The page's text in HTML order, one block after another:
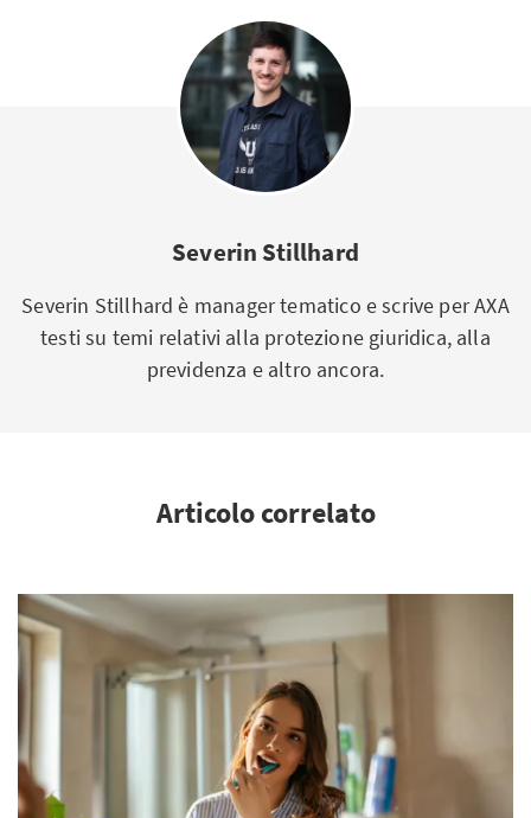
Severin Stillhard
Severin Stillhard è manager tematico e scrive per AXA
testi su temi relativi alla protezione giuridica, alla
previdenza e altro ancora.
Articolo correlato